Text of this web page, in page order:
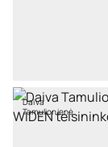
Daiva
Tamulionienė